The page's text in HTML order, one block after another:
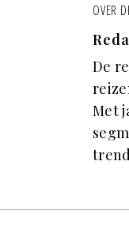
OVER
De
Met